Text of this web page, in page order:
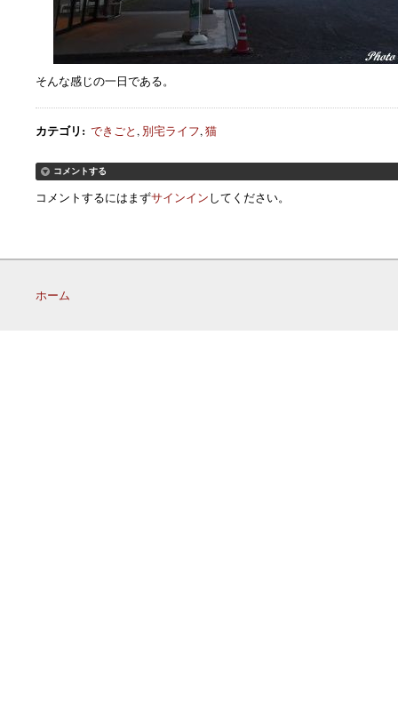
そんな感じの一日である。
カテゴリ: できごと, 別宅ライフ,猫
コメントする
コメントするにはまずサインインしてください。
ホーム